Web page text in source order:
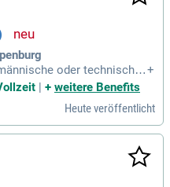
oder technische
und gute rhetorisc
Umgang mit EDV-Syste
ambitioniertes Arbeiten;
+
| + weitere Benefits
Heute veröffentlicht